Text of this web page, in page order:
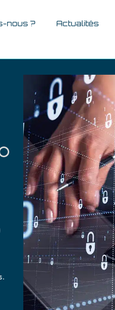
nous ? Actualités